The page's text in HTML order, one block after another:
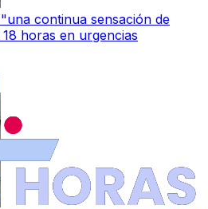
continua sensación de
horas en urgencias